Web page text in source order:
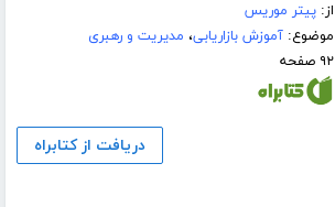
از:پیتر موریس
موضوع:آموزش بازاریابی، مدیریت و رهبری
۹۲ صفحه
دریافت از کتابراه